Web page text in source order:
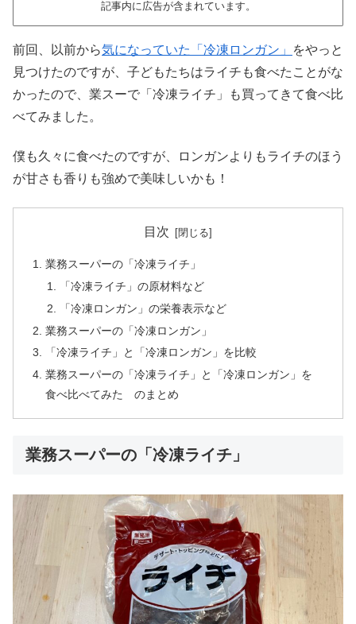
記事内に広告が含まれています。
前回、以前から気になっていた「冷凍ロンガン」
をやっと
見つけたのですが、子どもたちはライチも食べたことがな
かったので、業スーで「冷凍ライチ」も買ってきて食べ比
べてみました。
僕も久々に食べたのですが、ロンガンよりもライチのほう
が甘さも香りも強めで美味しいかも！
目次
業務スーパーの「冷凍ライチ」
「冷凍ライチ」の原材料など
「冷凍ロンガン」の栄養表示など
業務スーパーの「冷凍ロンガン」
「冷凍ライチ」と「冷凍ロンガン」を比較
業務スーパーの「冷凍ライチ」と「冷凍ロンガン」を
食べ比べてみた のまとめ
業務スーパーの「冷凍ライチ」